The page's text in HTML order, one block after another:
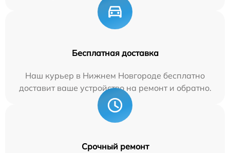
Бесплатная доставка
Наш курьер в Нижнем Новгороде бесплатно
доставит ваше устройство на ремонт и обратно.
Срочный ремонт